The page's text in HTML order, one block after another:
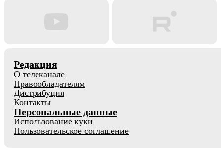
Редакция
О телеканале
Правообладателям
Дистрибуция
Контакты
Персональные данные
Использование куки
Пользовательское соглашение